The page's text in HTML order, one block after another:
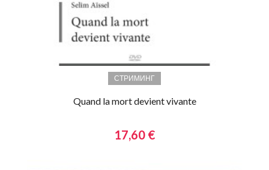
СТРИМИНГ
Quand la mort devient vivante
17,60 €